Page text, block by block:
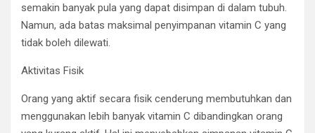
semakin banyak pula yang dapat disimpan di dalam tubuh.
Namun, ada batas maksimal penyimpanan vitamin C yang
tidak boleh dilewati.
Aktivitas Fisik
Orang yang aktif secara fisik cenderung membutuhkan dan
menggunakan lebih banyak vitamin C dibandingkan orang